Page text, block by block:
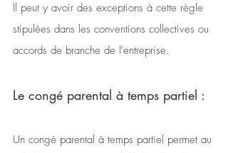
Il peut y avoir des exceptions à cette règle
stipulées dans les conventions collectives ou
accords de branche de l'entreprise.
Le congé parental à temps partiel :
Un congé parental à temps partiel permet au